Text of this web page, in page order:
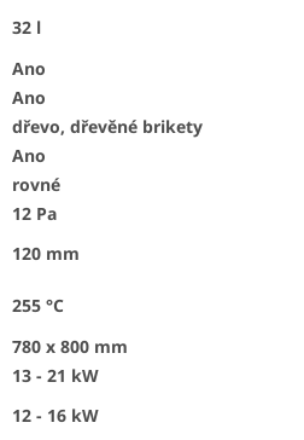
32 l
Ano
Ano
dřevo, dřevěné brikety
Ano
rovné
12 Pa
120 mm
255 °C
780 x 800 mm
13 - 21 kW
12 - 16 kW